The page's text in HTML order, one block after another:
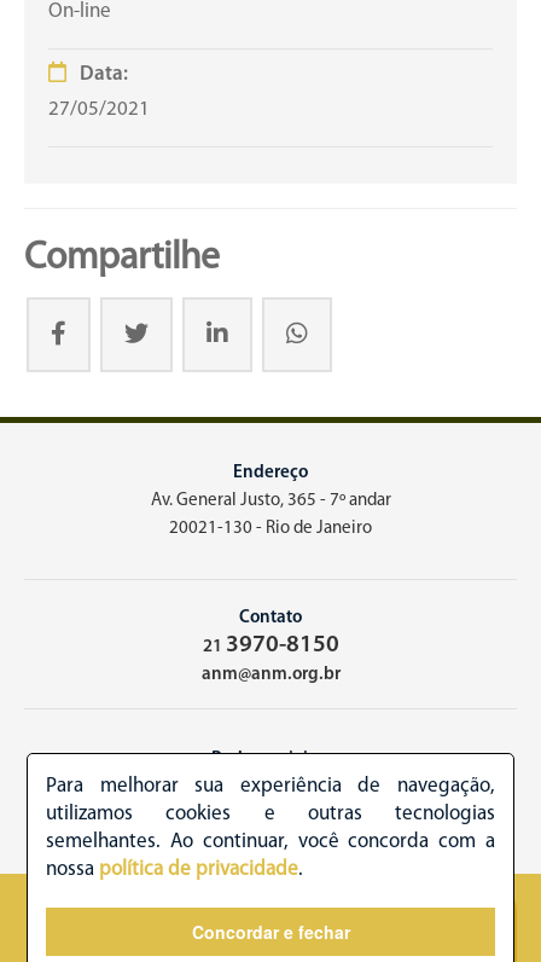
On-line
Data:
27/05/2021
Compartilhe
Endereço
Av. General Justo, 365 - 7º andar
20021-130 - Rio de Janeiro
Contato
21 3970-8150
anm@anm.org.br
Redes sociais
2026 - Academia Nacional de Medicina - Copyright © todos os
direitos reservados
Para melhorar sua experiência de navegação,
utilizamos cookies e outras tecnologias
semelhantes. Ao continuar, você concorda com a
nossa política de privacidade.
Concordar e fechar